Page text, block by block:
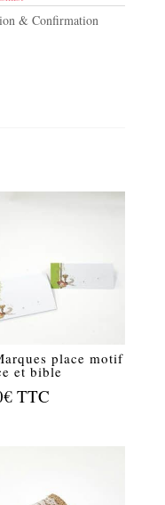
& Confirmation
place motif
et bible
€ TTC